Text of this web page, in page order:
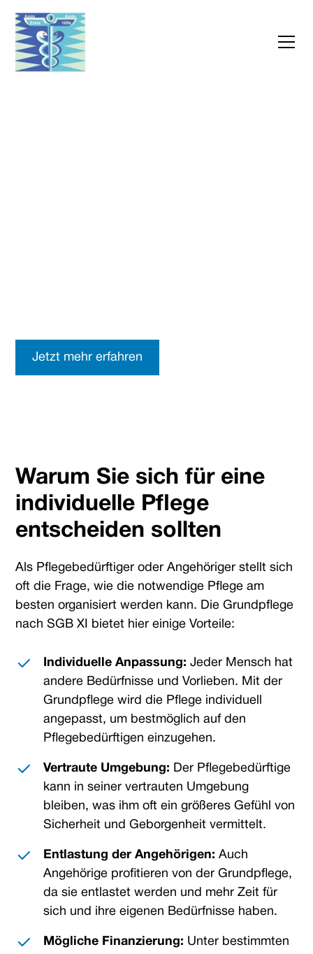
Jetzt mehr erfahren
Warum Sie sich für eine
individuelle Pflege
entscheiden sollten
Als Pflegebedürftiger oder Angehöriger stellt sich
oft die Frage, wie die notwendige Pflege am
besten organisiert werden kann. Die Grundpflege
nach SGB XI bietet hier einige Vorteile:
Individuelle Anpassung: Jeder Mensch hat
andere Bedürfnisse und Vorlieben. Mit der
Grundpflege wird die Pflege individuell
angepasst, um bestmöglich auf den
Pflegebedürftigen einzugehen.
Vertraute Umgebung: Der Pflegebedürftige
kann in seiner vertrauten Umgebung
bleiben, was ihm oft ein größeres Gefühl von
Sicherheit und Geborgenheit vermittelt.
Entlastung der Angehörigen: Auch
Angehörige profitieren von der Grundpflege,
da sie entlastet werden und mehr Zeit für
sich und ihre eigenen Bedürfnisse haben.
Mögliche Finanzierung: Unter bestimmten